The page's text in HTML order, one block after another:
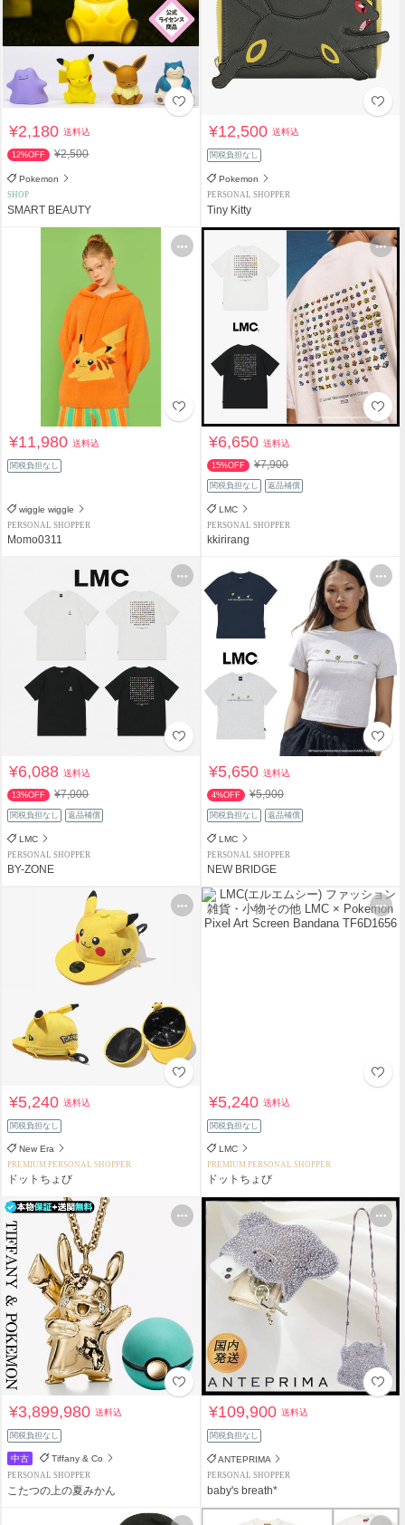
¥2,180送料込
12%OFF ¥2,500
Pokemon
SHOP
SMART BEAUTY
¥12,500送料込
関税負担なし
Pokemon
PERSONAL SHOPPER
Tiny Kitty
¥11,980送料込
関税負担なし
wiggle wiggle
PERSONAL SHOPPER
Momo0311
¥6,650送料込
15%OFF ¥7,900
関税負担なし 返品補償
LMC
PERSONAL SHOPPER
kkirirang
¥6,088送料込
13%OFF ¥7,000
関税負担なし 返品補償
LMC
PERSONAL SHOPPER
BY-ZONE
¥5,650送料込
4%OFF ¥5,900
関税負担なし 返品補償
LMC
PERSONAL SHOPPER
NEW BRIDGE
¥5,240送料込
関税負担なし
New Era
PREMIUM PERSONAL SHOPPER
ドットちょび
¥5,240送料込
関税負担なし
LMC
PREMIUM PERSONAL SHOPPER
ドットちょび
¥3,899,980送料込
関税負担なし
中古 Tiffany & Co
PERSONAL SHOPPER
こたつの上の夏みかん
¥109,900送料込
関税負担なし
ANTEPRIMA
PERSONAL SHOPPER
baby's breath*